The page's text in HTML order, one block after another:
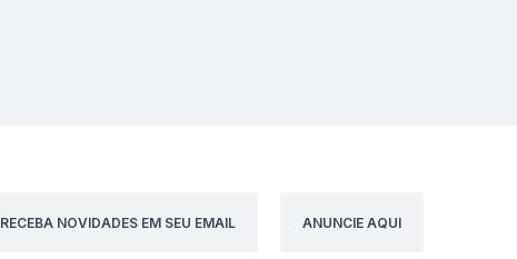
RECEBA NOVIDADES EM SEU EMAIL ANUNCIE AQUI